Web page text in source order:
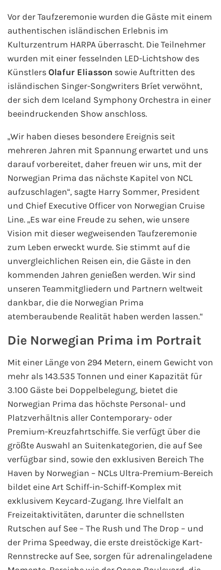
Mein Schiff Asien
Mittelmeer-Kreuzfahrt
Kanaren-Kreuzfahrt
Karibik-Kreuzfahrt
Ostsee-Kreuzfahrt
Norwegen-Kreuzfahrt
Orient-Kreuzfahrt
Weltreise-Kreuzfahrt
Reedereien
AIDA Cruises
TUI Cruises
MSC Kreuzfahrten
Costa Kreuzfahrten
Phoenix Reisen
Hapag-Lloyd Cruises
Cunard Line
Hurtigruten
Norwegian Cruise Line
Royal Caribbean International
Alle Reedereien
Vor der Taufzeremonie wurden die Gäste mit einem
authentischen isländischen Erlebnis im
Kulturzentrum HARPA überrascht. Die Teilnehmer
wurden mit einer fesselnden LED-Lichtshow des
Künstlers Olafur Eliasson sowie Auftritten des
isländischen Singer-Songwriters Bríet verwöhnt,
der sich dem Iceland Symphony Orchestra in einer
beeindruckenden Show anschloss.
„Wir haben dieses besondere Ereignis seit
mehreren Jahren mit Spannung erwartet und uns
darauf vorbereitet, daher freuen wir uns, mit der
Norwegian Prima das nächste Kapitel von NCL
aufzuschlagen“, sagte Harry Sommer, President
und Chief Executive Officer von Norwegian Cruise
Line. „Es war eine Freude zu sehen, wie unsere
Vision mit dieser wegweisenden Taufzeremonie
zum Leben erweckt wurde. Sie stimmt auf die
unvergleichlichen Reisen ein, die Gäste in den
kommenden Jahren genießen werden. Wir sind
unseren Teammitgliedern und Partnern weltweit
dankbar, die die Norwegian Prima
atemberaubende Realität haben werden lassen.“
Die Norwegian Prima im Portrait
Mit einer Länge von 294 Metern, einem Gewicht von
mehr als 143.535 Tonnen und einer Kapazität für
3.100 Gäste bei Doppelbelegung, bietet die
Norwegian Prima das höchste Personal- und
Platzverhältnis aller Contemporary- oder
Premium-Kreuzfahrtschiffe. Sie verfügt über die
größte Auswahl an Suitenkategorien, die auf See
verfügbar sind, sowie den exklusiven Bereich The
Haven by Norwegian – NCLs Ultra-Premium-Bereich
bildet eine Art Schiff-in-Schiff-Komplex mit
exklusivem Keycard-Zugang. Ihre Vielfalt an
Freizeitaktivitäten, darunter die schnellsten
Rutschen auf See – The Rush und The Drop – und
der Prima Speedway, die erste dreistöckige Kart-
Rennstrecke auf See, sorgen für adrenalingeladene